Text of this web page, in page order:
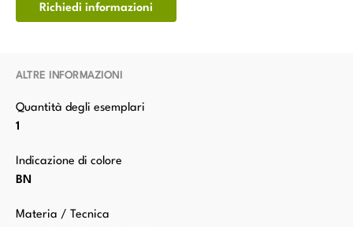
Richiedi informazioni
ALTRE INFORMAZIONI
Quantità degli esemplari
1
Indicazione di colore
BN
Materia / Tecnica